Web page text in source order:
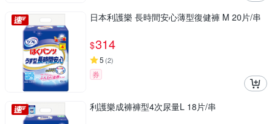
日本利護樂 長時間安心薄型復健褲 M 20片/串
$314
5 (2)
券
利護樂成褲褲型4次尿量L 18片/串